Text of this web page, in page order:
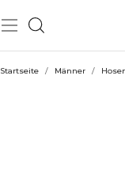
Startseite / Männer /